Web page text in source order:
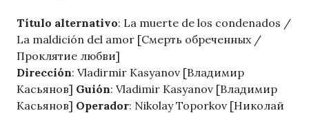
Título alternativo: La muerte de los condenados /
La maldición del amor [Смерть обреченных /
Проклятие любви]
Dirección: Vladirmir Kasyanov [Владимир
Касьянов] Guión: Vladimir Kasyanov [Владимир
Касьянов] Operador: Nikolay Toporkov [Николай